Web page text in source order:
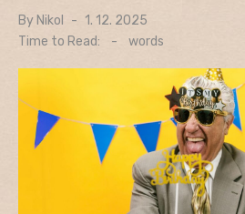
By Nikol
Posted
on
1. 12. 2025
Time to Read:
- words